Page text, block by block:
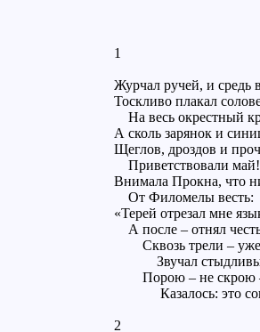
1
Журчал ручей, и средь
Тоскливо плакал
На весь окрестный
А сколь зарянок и
Щеглов, дроздов и
Приветствовали май!
Внимала Прокна, что
От Филомелы весть:
«Терей отрезал мне
А после – отнял
Сквозь трели –
Звучал
Порою – не скрою
Казалось: это
2